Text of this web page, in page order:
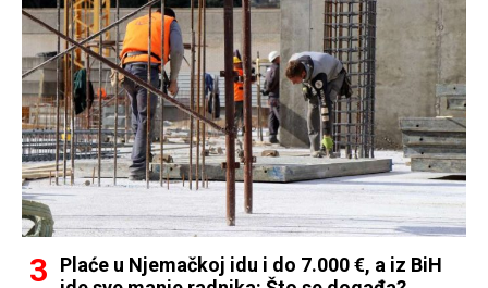
Plaće u Njemačkoj idu i do 7.000 €, a iz BiH